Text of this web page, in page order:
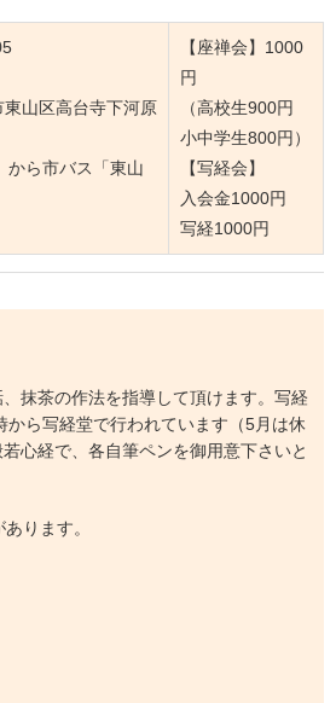
山区高台寺下河原
から市バス「東山
【座禅会】1000
円
（高校生900円
小中学生800円）
【写経会】
入会金1000円
写経1000円
抹茶の作法を指導して頂けます。写経
から写経堂で行われています（5月は休
心経で、各自筆ペンを御用意下さいと
ります。